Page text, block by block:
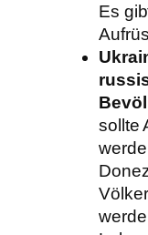
Es
sollte